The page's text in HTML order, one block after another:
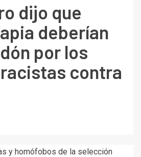
dijo que
deberían
por los
contra
y homófobos de la selección